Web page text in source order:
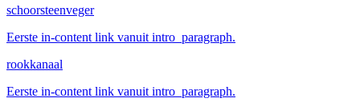
schoorsteenveger
Eerste in-content link vanuit intro_paragraph.
rookkanaal
Eerste in-content link vanuit intro_paragraph.